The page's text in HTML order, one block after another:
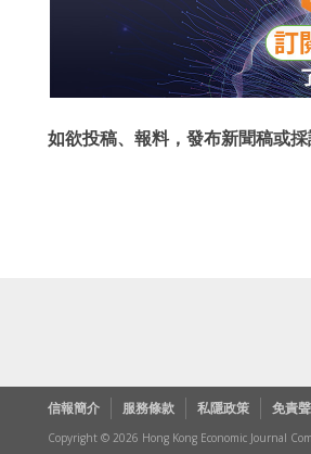
如欲投稿、報料，發布新聞稿或採
信報簡介 服務條款 私隱政策 免責
Copyright © 2026 Hong Kong Economic Journal